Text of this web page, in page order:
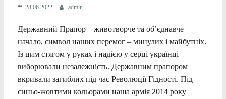
28.06.2022 admin
Державний Прапор – животворче та об’єднавче
начало, символ наших перемог – минулих і майбутніх.
Із цим стягом у руках і надією у серці українці
виборювали незалежність. Державним прапором
вкривали загиблих під час Революції Гідності. Під
синьо-жовтими кольорами наша армія 2014 року